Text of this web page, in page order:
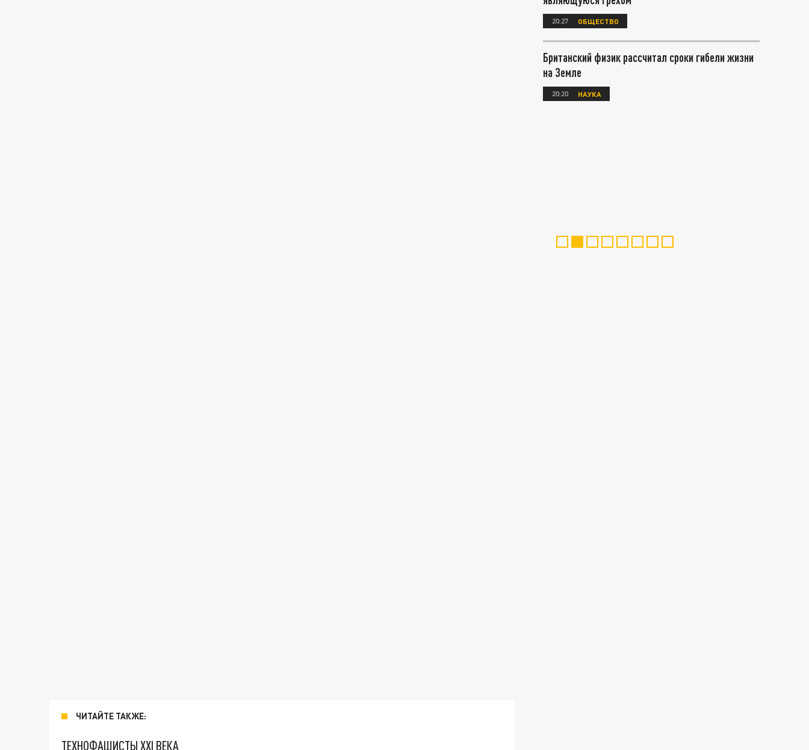
ЧИТАЙТЕ ТАКЖЕ:
ТЕХНОФАШИСТЫ XXI ВЕКА
20:27 ОБЩЕСТВО
Британский физик рассчитал сроки гибели жизни
на Земле
20:20 НАУКА